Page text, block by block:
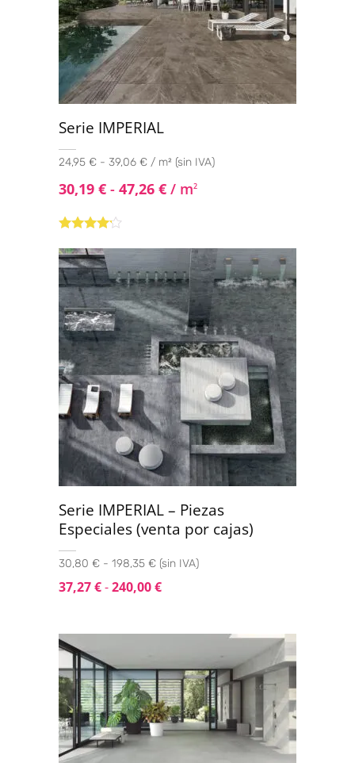
Serie IMPERIAL
24,95 € - 39,06 € / m² (sin IVA)
30,19 € - 47,26 € / m2
con4.00
de 5
Serie IMPERIAL – Piezas
Especiales (venta por cajas)
30,80 € - 198,35 € (sin IVA)
37,27€-240,00€